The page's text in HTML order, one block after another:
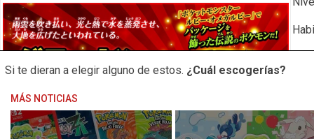
Si te dieran a elegir alguno de estos. ¿Cuál escogerías?
MÁS NOTICIAS